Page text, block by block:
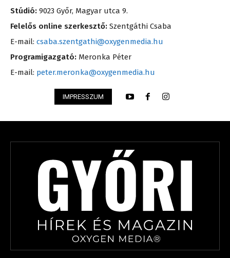
Stúdió: 9023 Győr, Magyar utca 9.
Felelős online szerkesztő: Szentgáthi Csaba
E-mail: csaba.szentgathi@oxygenmedia.hu
Programigazgató: Meronka Péter
E-mail: peter.meronka@oxygenmedia.hu
IMPRESSZUM